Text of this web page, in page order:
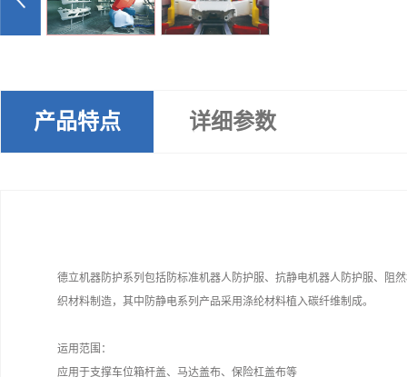
产品特点 详细参数
德立机器防护系列包括防标准机器人防护服、抗静电机器人防护服、阻
织材料制造，其中防静电系列产品采用涤纶材料植入碳纤维制成。
运用范围：
应用于支撑车位箱杆盖、马达盖布、保险杠盖布等